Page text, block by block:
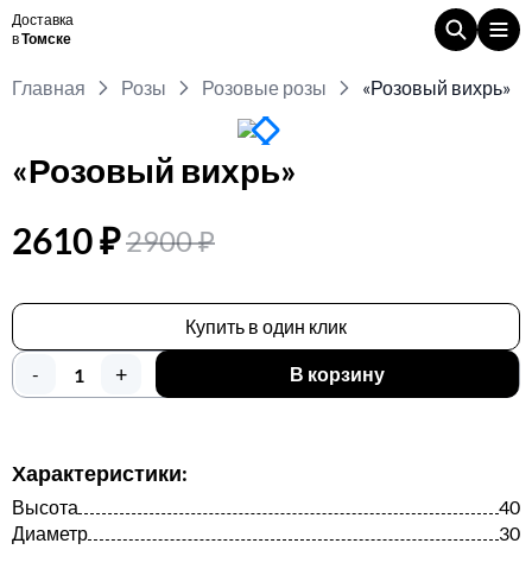
Доставка
вТомске
Главная Розы Розовые розы «Розовый вихрь»
«Розовый вихрь»
2610 ₽2900 ₽
Купить в один клик
- + В корзину
Характеристики:
Высота
40
Диаметр
30